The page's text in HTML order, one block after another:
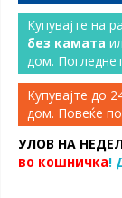
Купувајте на
без камата
дом.
Купувајте до
дом. Повеќе
УЛОВ НА
во кошничка!